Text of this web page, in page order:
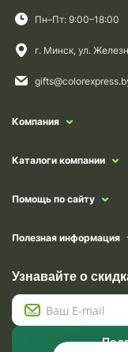
Пн–Пт: 9:00–18:00
г. Минск, ул.
Компания
Каталоги компании
Помощь по сайту
Полезная информация
Узнавайте о